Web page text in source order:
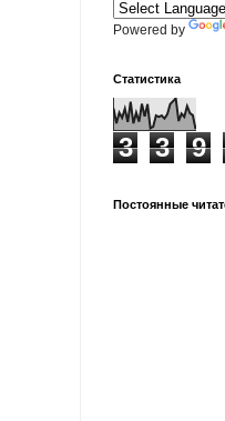
Powered by
Cтатистика
3 3 9
Постоянные